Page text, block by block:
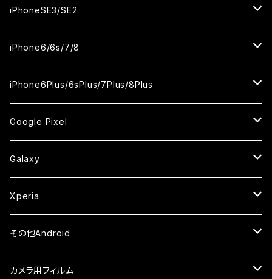
セラミックフィルム
セラミックフィルム
ガラスフィルム
セラミックフィルム
セラミックフィルム
ガラスフィルム
セラミックフィルム
セラミックフィルム
ガラスフィルム
セラミックフィルム
iPhone12ProMax
ガラスフィルム
セラミックフィルム
ガラスフィルム
セラミックフィルム
iPhone11Pro
ガラスフィルム
セラミックフィルム
iPhone11Pro Max
ガラスフィルム
セラミックフィルム
iPhoneX
ガラスフィルム
セラミックフィルム
iPhoneXS
ガラスフィルム
セラミックフィルム
iPhoneXR
ガラスフィルム
セラミックフィルム
iPhoneXSMax
ガラスフィルム
セラミックフィルム
iPhoneSE3/SE2
iPhoneSE3
ガラスフィルム
ケース
iPhoneSE2
ガラスフィルム
ケース
iPhone6/6s/7/8
iPhone8
ガラスフィルム
セラミックフィルム
iPhone7
ガラスフィルム
セラミックフィルム
iPhone6s
ガラスフィルム
ケース・カバー
iPhone6
ガラスフィルム
ケース・カバー
iPhone6Plus/6sPlus/7Plus/8Plus
iPhone6Plus
ガラスフィルム
ケース
iPhone6sPlus
ガラスフィルム
ケース
iPhone7Plus
ガラスフィルム
ケース
iPhone8Plus
ガラスフィルム
Google Pixel
ガラスフィルム
セラミックフィルム
ケース
Galaxy
ガラスフィルム
セラミックフィルム
ケース
Xperia
ガラスフィルム
その他Android
AQUOS
カメラ用フィルム